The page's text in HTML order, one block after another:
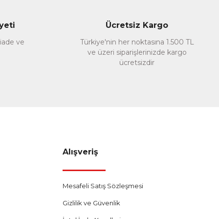
ve
Ücretsiz Kargo
Türkiye'nin her noktasına 1.500 TL
ve üzeri siparişlerinizde kargo
ücretsizdir
Alışveriş
Mesafeli Satış Sözleşmesi
Gizlilik ve Güvenlik